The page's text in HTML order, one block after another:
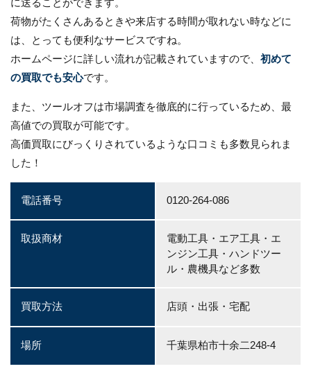
荷物がたくさんあるときや来店する時間が取れない時などに
は、とっても便利なサービスですね。
ホームページに詳しい流れが記載されていますので、 初めて
の買取でも安心です。
また、ツールオフは市場調査を徹底的に行っているため、最
高値での買取が可能です。
高価買取にびっくりされているような口コミも多数見られま
した！
電話番号 0120-264-086
取扱商材
電動工具・エア工具・エ
ンジン工具・ハンドツー
ル・農機具など多数
買取方法 店頭・出張・宅配
場所 千葉県柏市十余二248-4